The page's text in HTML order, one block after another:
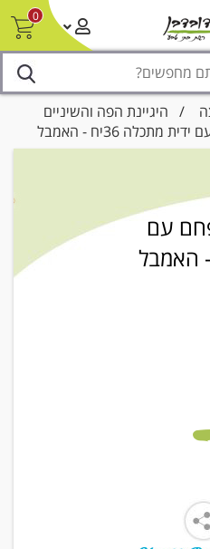
0
קשר/ביטול הזמנה
/ היגיינת הפה והשיניים
36יח - האמבל
עם